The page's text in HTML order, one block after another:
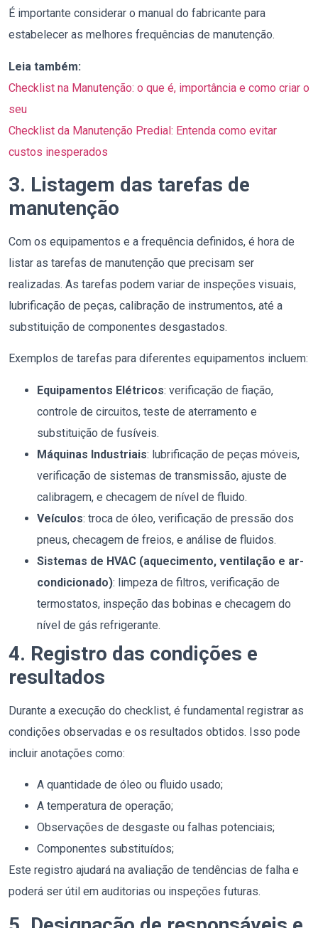
É importante considerar o manual do fabricante para
estabelecer as melhores frequências de manutenção.
Leia também:
Checklist na Manutenção: o que é, importância e como criar o
seu
Checklist da Manutenção Predial: Entenda como evitar
custos inesperados
3. Listagem das tarefas de
manutenção
Com os equipamentos e a frequência definidos, é hora de
listar as tarefas de manutenção que precisam ser
realizadas. As tarefas podem variar de inspeções visuais,
lubrificação de peças, calibração de instrumentos, até a
substituição de componentes desgastados.
Exemplos de tarefas para diferentes equipamentos incluem:
Equipamentos Elétricos: verificação de fiação,
controle de circuitos, teste de aterramento e
substituição de fusíveis.
Máquinas Industriais: lubrificação de peças móveis,
verificação de sistemas de transmissão, ajuste de
calibragem, e checagem de nível de fluido.
Veículos: troca de óleo, verificação de pressão dos
pneus, checagem de freios, e análise de fluidos.
Sistemas de HVAC (aquecimento, ventilação e ar-
condicionado): limpeza de filtros, verificação de
termostatos, inspeção das bobinas e checagem do
nível de gás refrigerante.
4. Registro das condições e
resultados
Durante a execução do checklist, é fundamental registrar as
condições observadas e os resultados obtidos. Isso pode
incluir anotações como:
A quantidade de óleo ou fluido usado;
A temperatura de operação;
Observações de desgaste ou falhas potenciais;
Componentes substituídos;
Este registro ajudará na avaliação de tendências de falha e
poderá ser útil em auditorias ou inspeções futuras.